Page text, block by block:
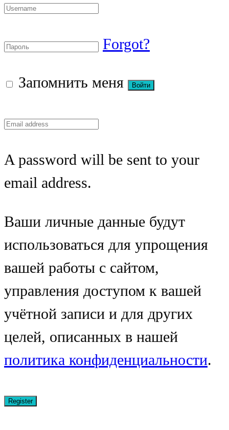
Forgot?
Запомнить меня
A password will be sent to your
email address.
Ваши личные данные будут
использоваться для упрощения
вашей работы с сайтом,
управления доступом к вашей
учётной записи и для других
целей, описанных в нашей
политика конфиденциальности.